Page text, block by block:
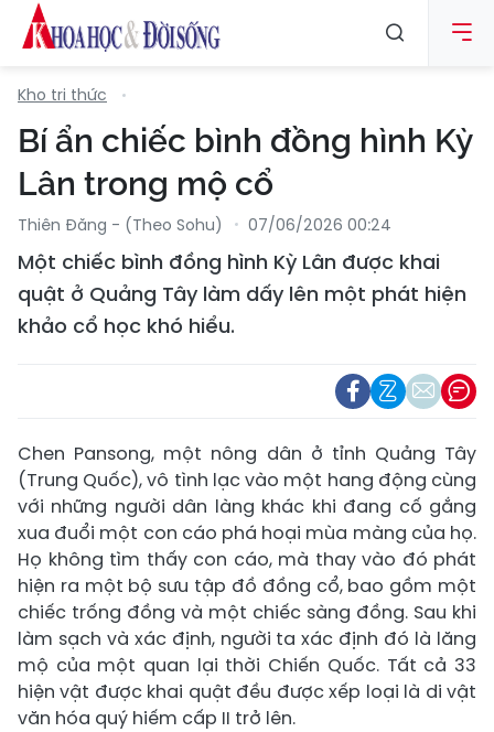
Kho tri thức
Bí ẩn chiếc bình đồng hình Kỳ
Lân trong mộ cổ
Thiên Đăng - (Theo Sohu) 07/06/2026 00:24
Một chiếc bình đồng hình Kỳ Lân được khai
quật ở Quảng Tây làm dấy lên một phát hiện
khảo cổ học khó hiểu.
Chen Pansong, một nông dân ở tỉnh Quảng Tây
(Trung Quốc), vô tình lạc vào một hang động cùng
với những người dân làng khác khi đang cố gắng
xua đuổi một con cáo phá hoại mùa màng của họ.
Họ không tìm thấy con cáo, mà thay vào đó phát
hiện ra một bộ sưu tập đồ đồng cổ, bao gồm một
chiếc trống đồng và một chiếc sàng đồng. Sau khi
làm sạch và xác định, người ta xác định đó là lăng
mộ của một quan lại thời Chiến Quốc. Tất cả 33
hiện vật được khai quật đều được xếp loại là di vật
văn hóa quý hiếm cấp II trở lên.